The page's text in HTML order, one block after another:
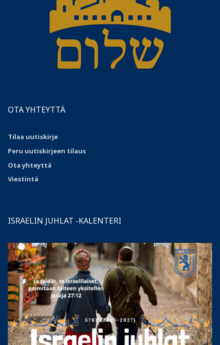
OTA YHTEYTTÄ
Tilaa uutiskirje
Peru uutiskirjeen tilaus
Otayhteyttä
Viestintä
ISRAELIN JUHLAT -KALENTERI